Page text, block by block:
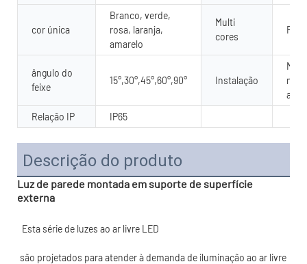
cor única
Branco, verde,
rosa, laranja,
amarelo
Multi
cores
RGB
ângulo do
feixe
15°,30°,45°,60°,90° Instalação
na
ao
Relação IP
IP65
Descrição do produto
Luz de parede montada em suporte de superfície
externa
são projetados para atender à demanda de iluminação ao ar livre